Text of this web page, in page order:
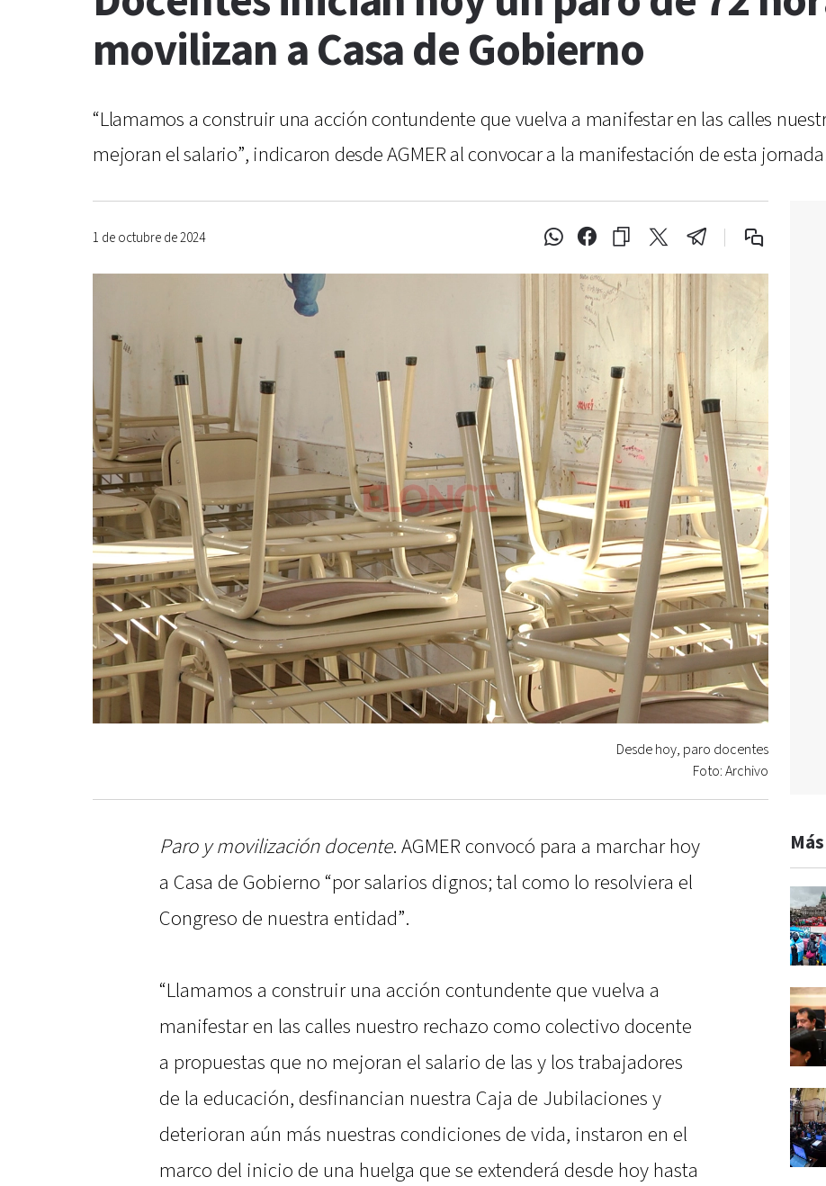
movilizan a Casa de Gobierno
“Llamamos a construir una acción contundente que vuelva a manifestar en las calles
mejoran el salario”, indicaron desde AGMER al convocar a la manifestación de esta
1 de octubre de 2024
Desde hoy, paro docentes
Foto: Archivo
Paro y movilización docente. AGMER convocó para a marchar hoy
a Casa de Gobierno “por salarios dignos; tal como lo resolviera el
Congreso de nuestra entidad”.
“Llamamos a construir una acción contundente que vuelva a
manifestar en las calles nuestro rechazo como colectivo docente
a propuestas que no mejoran el salario de las y los trabajadores
de la educación, desfinancian nuestra Caja de Jubilaciones y
deterioran aún más nuestras condiciones de vida, instaron en el
marco del inicio de una huelga que se extenderá desde hoy hasta